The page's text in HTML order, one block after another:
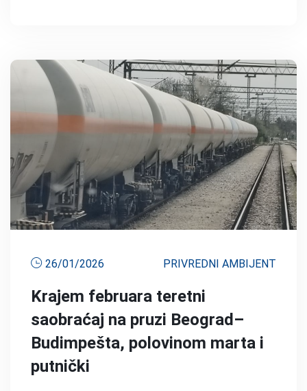
26/01/2026 PRIVREDNI AMBIJENT
Krajem februara teretni
saobraćaj na pruzi Beograd–
Budimpešta, polovinom marta i
putnički